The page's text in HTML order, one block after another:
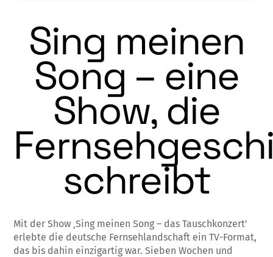
Sing meinen
Song – eine
Show, die
schreibt
Mit der Show ‚Sing meinen Song – das Tauschkonzert’
erlebte die deutsche Fernsehlandschaft ein TV-Format,
das bis dahin einzigartig war. Sieben Wochen und